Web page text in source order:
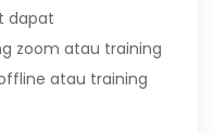
dapat
zoom atau training
atau training